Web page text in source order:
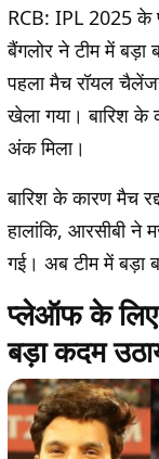
RCB: IPL 2025 के
बैंगलोर ने टीम में
पहला मैच रॉयल
खेला गया। बारिश के
अंक मिला।
बारिश के कारण मैच
हालांकि, आरसीबी
गई। अब टीम में बड़ा
प्लेऑफ के लिए
बड़ा कदम